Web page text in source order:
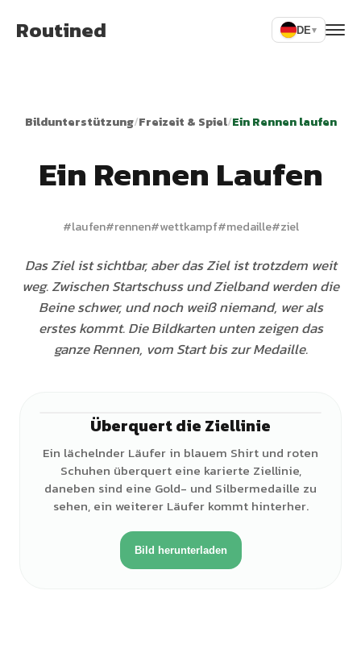
Routined DE▾
Bildunterstützung/Freizeit & Spiel/Ein Rennen laufen
Ein Rennen Laufen
#laufen#rennen#wettkampf#medaille#ziel
Das Ziel ist sichtbar, aber das Ziel ist trotzdem weit
weg. Zwischen Startschuss und Zielband werden die
Beine schwer, und noch weiß niemand, wer als
erstes kommt. Die Bildkarten unten zeigen das
ganze Rennen, vom Start bis zur Medaille.
Überquert die Ziellinie
Ein lächelnder Läufer in blauem Shirt und roten
Schuhen überquert eine karierte Ziellinie,
daneben sind eine Gold- und Silbermedaille zu
sehen, ein weiterer Läufer kommt hinterher.
Bild herunterladen